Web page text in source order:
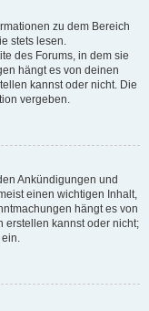
zu dem Bereich
stets lesen.
des Forums, in dem sie
hängt es von deinen
kannst oder nicht. Die
vergeben.
Ankündigungen und
einen wichtigen Inhalt,
hängt es von
erstellen kannst oder nicht;